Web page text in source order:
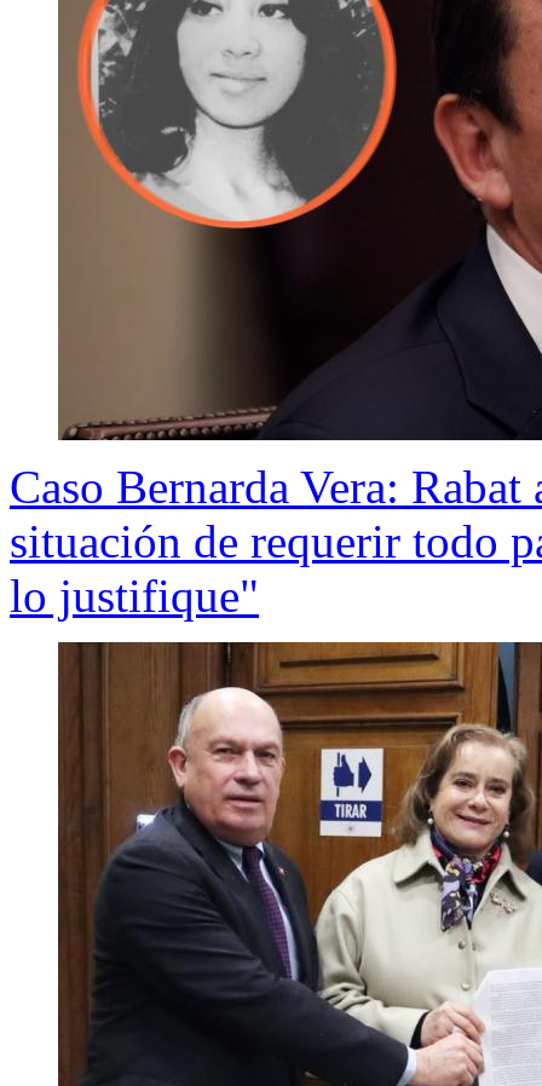
Caso Bernarda Vera:
situación de requerir todo
lo justifique"